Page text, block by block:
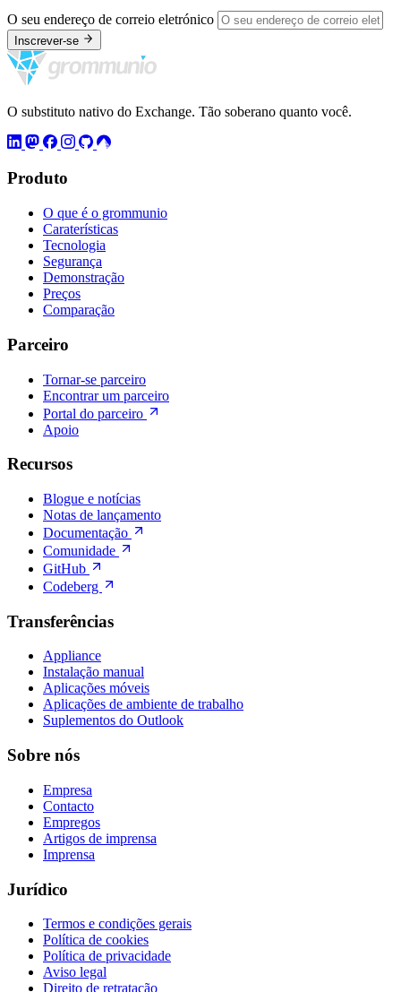
O seu endereço de correio eletrónico
Inscrever-se
O substituto nativo do Exchange. Tão soberano quanto você.
Produto
O que é o grommunio
Caraterísticas
Tecnologia
Segurança
Demonstração
Preços
Comparação
Parceiro
Tornar-se parceiro
Encontrar um parceiro
Portal do parceiro
Apoio
Recursos
Blogue e notícias
Notas de lançamento
Documentação
Comunidade
GitHub
Codeberg
Transferências
Appliance
Instalação manual
Aplicações móveis
Aplicações de ambiente de trabalho
Suplementos do Outlook
Sobre nós
Empresa
Contacto
Empregos
Artigos de imprensa
Imprensa
Jurídico
Termos e condições gerais
Política de cookies
Política de privacidade
Aviso legal
Direito de retratação